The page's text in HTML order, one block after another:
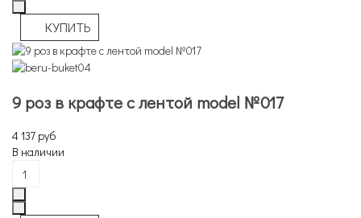
9 роз в крафте с лентой model №017
4 137 руб
В наличии